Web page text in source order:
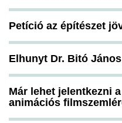
Petíció az építészet
Elhunyt Dr. Bitó
Már lehet jelentkezni
animációs